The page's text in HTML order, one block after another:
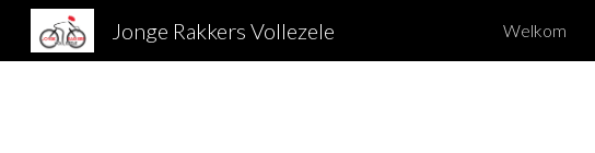
Skip to main
Jonge Rakkers Vollezele Welkom